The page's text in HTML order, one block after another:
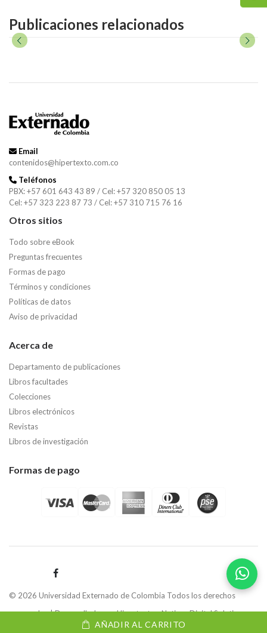
AÑADIR AL CARRITO
Publicaciones relacionados
Email
contenidos@hipertexto.com.co
Teléfonos
PBX: +57 601 643 43 89 / Cel: +57 320 850 05 13
Cel: +57 323 223 87 73 / Cel: +57 310 715 76 16
Otros sitios
Todo sobre eBook
Preguntas frecuentes
Formas de pago
Términos y condiciones
Políticas de datos
Aviso de privacidad
Acerca de
Departamento de publicaciones
Libros facultades
Colecciones
Libros electrónicos
Revistas
Libros de investigación
Formas de pago
© 2026 Universidad Externado de Colombia Todos los derechos
reservados | Desarrollado porHipertexto - Netizen Digital Solutions.